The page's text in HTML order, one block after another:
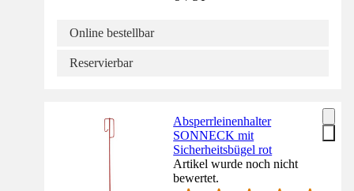
Online bestellbar
Reservierbar
Absperrleinenhalter
SONNECK mit
Sicherheitsbügel rot
Artikel wurde noch nicht
bewertet.